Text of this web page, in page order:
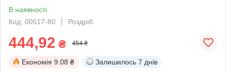
В наявності
Код: 00517-80
Роздріб
444,92 ₴ 454 ₴
Економія 9.08 ₴ Залишилось 7 днів